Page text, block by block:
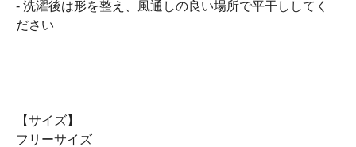
- 洗濯後は形を整え、風通しの良い場所で平干ししてく
ださい
【サイズ】
フリーサイズ